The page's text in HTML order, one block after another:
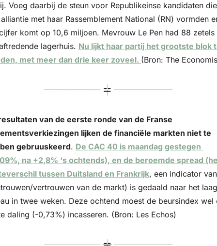
Voeg daarbij de steun voor Republikeinse kandidaten die
met haar Rassemblement National (RN) vormden
komt op 10,6 miljoen. Mevrouw Le Pen had 88 zetels
lagerhuis. Nu lijkt haar partij het grootste blok
met meer dan drie keer zoveel. (Bron: The
van de eerste ronde van de Franse
lijken de financiële markten niet te
gebruuskeerd. De CAC 40 is maandag gestegen
na +2,8% ‘s ochtends), en de beroemde spread
tussen Duitsland en Frankrijk, een indicator
vertrouwen van de markt) is gedaald naar het
in twee weken. Deze ochtend moest de beursindex wel
daling (-0,73%) incasseren. (Bron: Les Echos)